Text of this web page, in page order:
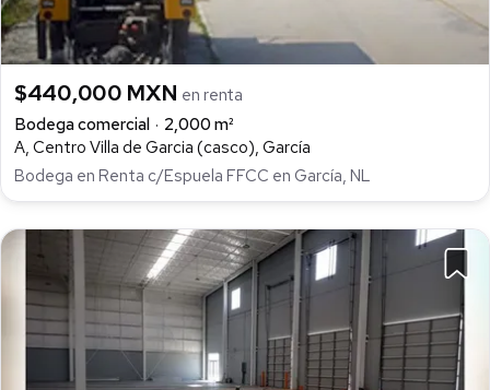
$440,000 MXN en renta
Bodega comercial
2,000 m²
A, Centro Villa de Garcia (casco), García
Bodega en Renta c/Espuela FFCC en García, NL